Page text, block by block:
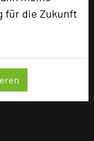
für die Zukunft